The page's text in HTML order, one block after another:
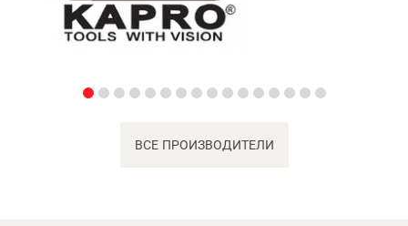
ВСЕ ПРОИЗВОДИТЕЛИ